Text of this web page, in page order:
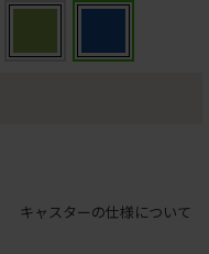
キャスターの仕様について